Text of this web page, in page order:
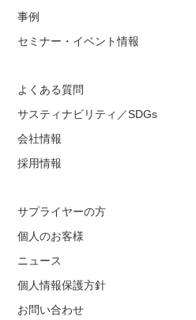
事例
セミナー・イベント情報
よくある質問
サスティナビリティ／SDGs
会社情報
採用情報
サプライヤーの方
個人のお客様
ニュース
個人情報保護方針
お問い合わせ